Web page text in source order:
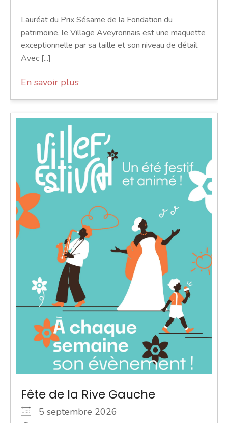
Lauréat du Prix Sésame de la Fondation du
patrimoine, le Village Aveyronnais est une maquette
exceptionnelle par sa taille et son niveau de détail.
Avec [...]
En savoir plus
Fête de la Rive Gauche
5 septembre 2026